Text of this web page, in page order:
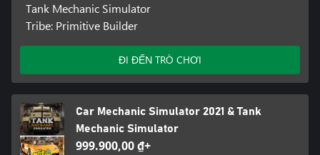
Tank Mechanic Simulator
Tribe: Primitive Builder
ĐI ĐẾN TRÒ CHƠI
Car Mechanic Simulator 2021 & Tank
Mechanic Simulator
999.900,00 ₫+